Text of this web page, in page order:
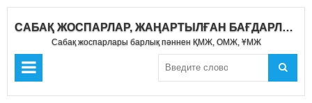
САБАҚ ЖОСПАРЛАР, ЖАҢАРТЫЛҒАН БАҒДАРЛАМА 2019-2020
Сабақ жоспарлары барлық пәннен ҚМЖ, ОМЖ, ҰМЖ